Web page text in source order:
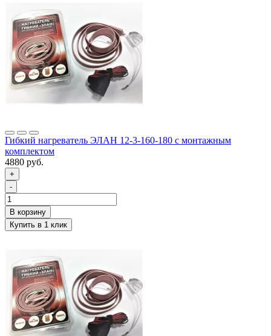
Гибкий нагреватель ЭЛАН 12-3-160-180 с монтажным
комплектом
4880 руб.
+
-